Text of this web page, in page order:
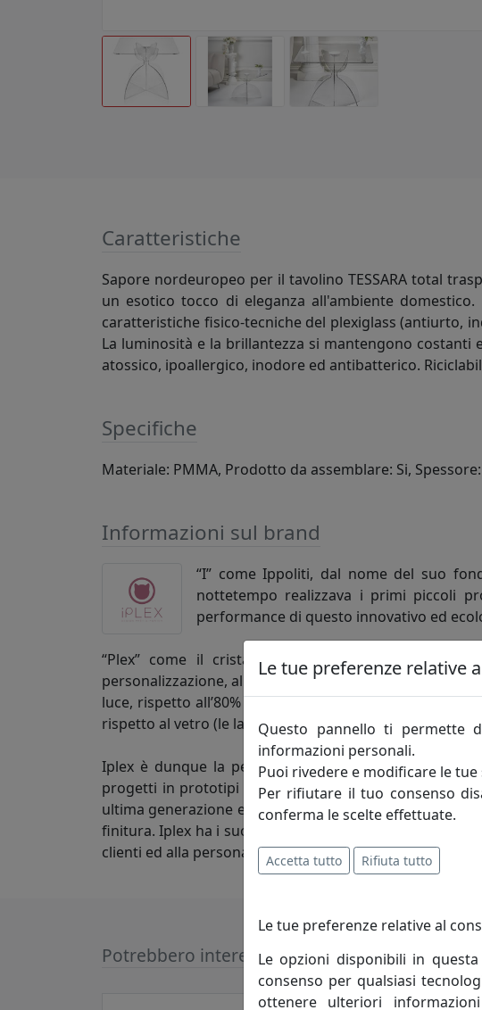
Caratteristiche
Sapore nordeuropeo per il tavolino TESSARA total
un esotico tocco di eleganza all'ambiente
caratteristiche fisico-tecniche del plexiglass (antiurto,
La luminosità e la brillantezza si mantengono
atossico, ipoallergico, inodore ed antibatterico.
Specifiche
Materiale: PMMA, Prodotto da assemblare: Si,
Informazioni sul brand
“I” come Ippoliti, dal nome del suo
nottetempo realizzava i primi piccoli
performance di questo innovativo ed
“Plex” come il cristallo acrilico, un materiale
personalizzazione, al suo elevato grado di
luce, rispetto all’80% del vetro, ed elimina, quasi
rispetto al vetro (le lastre di plexiglass da 3 millimetri,
Iplex è dunque la perfetta combinazione tra
progetti in prototipi e, infine, realizzare prodotti di
ultima generazione e a bassissimo impatto
finitura. Iplex ha i suoi punti di forza nella squadra di
clienti ed alla personalizzazione di ciascun prodotto.
Potrebbero interessarti
Le tue preferenze relative
Questo pannello ti permette
informazioni personali.
Puoi rivedere e modificare le
Per rifiutare il tuo consenso
conferma le scelte effettuate.
Accetta tutto Rifiuta tutto
Le tue preferenze relative al
Le opzioni disponibili in
consenso per qualsiasi
ottenere ulteriori